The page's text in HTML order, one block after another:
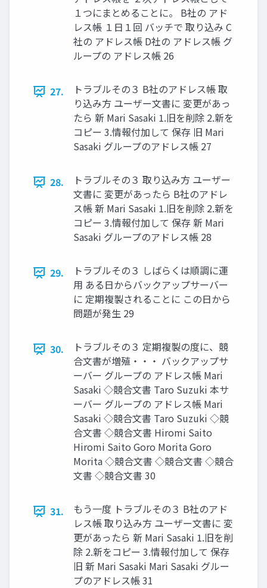
１つにまとめることに。 B社の アド
レス帳 １日１回 バッチで 取り込み C
社の アドレス帳 D社の アドレス帳 グ
ループの アドレス帳 26
27.
トラブルその３ B社のアドレス帳 取
り込み方 ユーザー文書に 変更があっ
たら 新 Mari Sasaki 1.旧を削除 2.新を
コピー 3.情報付加して 保存 旧 Mari
Sasaki グループのアドレス帳 27
28.
トラブルその３ 取り込み方 ユーザー
文書に 変更があったら B社のアドレ
ス帳 新 Mari Sasaki 1.旧を削除 2.新を
コピー 3.情報付加して 保存 新 Mari
Sasaki グループのアドレス帳 28
29.
トラブルその３ しばらくは順調に運
用 ある日からバックアップサーバー
に 定期複製されることに この日から
問題が発生 29
30.
トラブルその３ 定期複製の度に、競
合文書が増殖・・・ バックアップサ
ーバー グループの アドレス帳 Mari
Sasaki ◇競合文書 Taro Suzuki 本サ
ーバー グループの アドレス帳 Mari
Sasaki ◇競合文書 Taro Suzuki ◇競
合文書 ◇競合文書 Hiromi Saito
Hiromi Saito Goro Morita Goro
Morita ◇競合文書 ◇競合文書 ◇競合
文書 ◇競合文書 30
31.
もう一度 トラブルその３ B社のアド
レス帳 取り込み方 ユーザー文書に 変
更があったら 新 Mari Sasaki 1.旧を削
除 2.新をコピー 3.情報付加して 保存
旧 新 Mari Sasaki Mari Sasaki グルー
プのアドレス帳 31